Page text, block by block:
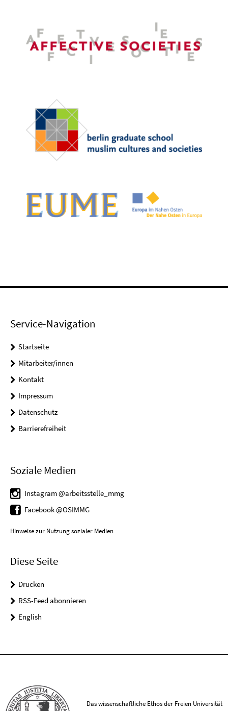
Service-Navigation
Startseite
Mitarbeiter/innen
Kontakt
Impressum
Datenschutz
Barrierefreiheit
Soziale Medien
Instagram @arbeitsstelle_mmg
Facebook @OSIMMG
Hinweise zur Nutzung sozialer Medien
Diese Seite
Drucken
RSS-Feed abonnieren
English
Das wissenschaftliche Ethos der Freien Universität